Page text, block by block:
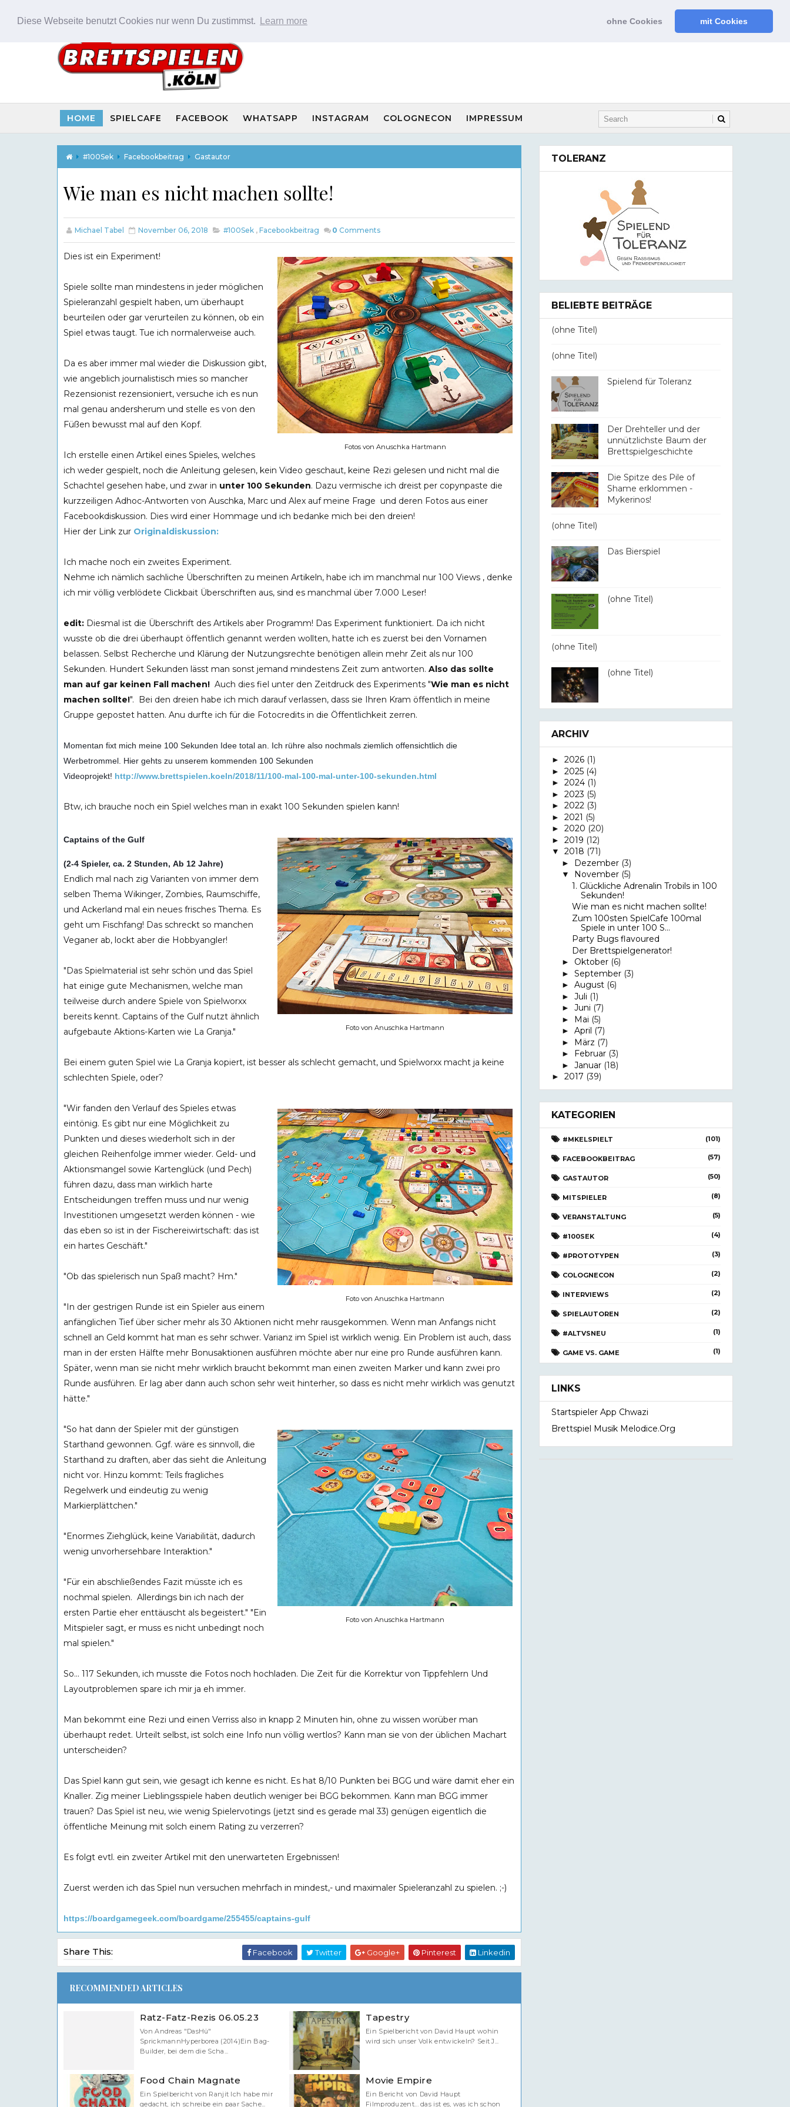
Diese Webseite benutzt Cookies nur wenn Du zustimmst. Learn more ohne Cookies mit Cookies
HOME SPIELCAFE FACEBOOK WHATSAPP INSTAGRAM COLOGNECON IMPRESSUM
#100Sek Facebookbeitrag Gastautor
Wie man es nicht machen sollte!
Michael Tabel November 06, 2018 #100Sek , Facebookbeitrag 0 Comments
Fotos von Anuschka Hartmann
Dies ist ein Experiment!
Spiele sollte man mindestens in jeder möglichen
Spieleranzahl gespielt haben, um überhaupt
beurteilen oder gar verurteilen zu können, ob ein
Spiel etwas taugt. Tue ich normalerweise auch.
Da es aber immer mal wieder die Diskussion gibt,
wie angeblich journalistisch mies so mancher
Rezensionist rezensioniert, versuche ich es nun
mal genau andersherum und stelle es von den
Füßen bewusst mal auf den Kopf.
Ich erstelle einen Artikel eines Spieles, welches
ich weder gespielt, noch die Anleitung gelesen, kein Video geschaut, keine Rezi gelesen und nicht mal die
Schachtel gesehen habe, und zwar in unter 100 Sekunden. Dazu vermische ich dreist per copynpaste die
kurzzeiligen Adhoc-Antworten von Auschka, Marc und Alex auf meine Frage und deren Fotos aus einer
Facebookdiskussion. Dies wird einer Hommage und ich bedanke mich bei den dreien!
Hier der Link zur Originaldiskussion:
Ich mache noch ein zweites Experiment.
Nehme ich nämlich sachliche Überschriften zu meinen Artikeln, habe ich im manchmal nur 100 Views , denke
ich mir völlig verblödete Clickbait Überschriften aus, sind es manchmal über 7.000 Leser!
edit: Diesmal ist die Überschrift des Artikels aber Programm! Das Experiment funktioniert. Da ich nicht
wusste ob die drei überhaupt öffentlich genannt werden wollten, hatte ich es zuerst bei den Vornamen
belassen. Selbst Recherche und Klärung der Nutzungsrechte benötigen allein mehr Zeit als nur 100
Sekunden. Hundert Sekunden lässt man sonst jemand mindestens Zeit zum antworten. Also das sollte
man auf gar keinen Fall machen! Auch dies fiel unter den Zeitdruck des Experiments "Wie man es nicht
machen sollte!". Bei den dreien habe ich mich darauf verlassen, dass sie Ihren Kram öffentlich in meine
Gruppe gepostet hatten. Anu durfte ich für die Fotocredits in die Öffentlichkeit zerren.
Momentan fixt mich meine 100 Sekunden Idee total an. Ich rühre also nochmals ziemlich offensichtlich die
Werbetrommel. Hier gehts zu unserem kommenden 100 Sekunden
Videoprojekt! http://www.brettspielen.koeln/2018/11/100-mal-100-mal-unter-100-sekunden.html
Btw, ich brauche noch ein Spiel welches man in exakt 100 Sekunden spielen kann!
Foto von Anuschka Hartmann
Captains of the Gulf
(2-4 Spieler, ca. 2 Stunden, Ab 12 Jahre)
Endlich mal nach zig Varianten von immer dem
selben Thema Wikinger, Zombies, Raumschiffe,
und Ackerland mal ein neues frisches Thema. Es
geht um Fischfang! Das schreckt so manchen
Veganer ab, lockt aber die Hobbyangler!
"Das Spielmaterial ist sehr schön und das Spiel
hat einige gute Mechanismen, welche man
teilweise durch andere Spiele von Spielworxx
bereits kennt. Captains of the Gulf nutzt ähnlich
aufgebaute Aktions-Karten wie La Granja."
Bei einem guten Spiel wie La Granja kopiert, ist besser als schlecht gemacht, und Spielworxx macht ja keine
schlechten Spiele, oder?
Foto von Anuschka Hartmann
"Wir fanden den Verlauf des Spieles etwas
eintönig. Es gibt nur eine Möglichkeit zu
Punkten und dieses wiederholt sich in der
gleichen Reihenfolge immer wieder. Geld- und
Aktionsmangel sowie Kartenglück (und Pech)
führen dazu, dass man wirklich harte
Entscheidungen treffen muss und nur wenig
Investitionen umgesetzt werden können - wie
das eben so ist in der Fischereiwirtschaft: das ist
ein hartes Geschäft."
"Ob das spielerisch nun Spaß macht? Hm."
"In der gestrigen Runde ist ein Spieler aus einem
anfänglichen Tief über sicher mehr als 30 Aktionen nicht mehr rausgekommen. Wenn man Anfangs nicht
schnell an Geld kommt hat man es sehr schwer. Varianz im Spiel ist wirklich wenig. Ein Problem ist auch, dass
man in der ersten Hälfte mehr Bonusaktionen ausführen möchte aber nur eine pro Runde ausführen kann.
Später, wenn man sie nicht mehr wirklich braucht bekommt man einen zweiten Marker und kann zwei pro
Runde ausführen. Er lag aber dann auch schon sehr weit hinterher, so dass es nicht mehr wirklich was genutzt
hätte."
Foto von Anuschka Hartmann
"So hat dann der Spieler mit der günstigen
Starthand gewonnen. Ggf. wäre es sinnvoll, die
Starthand zu draften, aber das sieht die Anleitung
nicht vor. Hinzu kommt: Teils fragliches
Regelwerk und eindeutig zu wenig
Markierplättchen."
"Enormes Ziehglück, keine Variabilität, dadurch
wenig unvorhersehbare Interaktion."
"Für ein abschließendes Fazit müsste ich es
nochmal spielen. Allerdings bin ich nach der
ersten Partie eher enttäuscht als begeistert." "Ein
Mitspieler sagt, er muss es nicht unbedingt noch
mal spielen."
So... 117 Sekunden, ich musste die Fotos noch hochladen. Die Zeit für die Korrektur von Tippfehlern Und
Layoutproblemen spare ich mir ja eh immer.
Man bekommt eine Rezi und einen Verriss also in knapp 2 Minuten hin, ohne zu wissen worüber man
überhaupt redet. Urteilt selbst, ist solch eine Info nun völlig wertlos? Kann man sie von der üblichen Machart
unterscheiden?
Das Spiel kann gut sein, wie gesagt ich kenne es nicht. Es hat 8/10 Punkten bei BGG und wäre damit eher ein
Knaller. Zig meiner Lieblingsspiele haben deutlich weniger bei BGG bekommen. Kann man BGG immer
trauen? Das Spiel ist neu, wie wenig Spielervotings (jetzt sind es gerade mal 33) genügen eigentlich die
öffentliche Meinung mit solch einem Rating zu verzerren?
Es folgt evtl. ein zweiter Artikel mit den unerwarteten Ergebnissen!
Zuerst werden ich das Spiel nun versuchen mehrfach in mindest,- und maximaler Spieleranzahl zu spielen. ;-)
https://boardgamegeek.com/boardgame/255455/captains-gulf
Share This: Facebook Twitter Google+ Pinterest Linkedin
RECOMMENDED ARTICLES
Ratz-Fatz-Rezis 06.05.23
Von Andreas "DasHü"
SprickmannHyperborea (2014)Ein Bag-
Builder, bei dem die Scha...
Tapestry
Ein Spielbericht von David Haupt wohin
wird sich unser Volk entwickeln? Seit J...
Food Chain Magnate
Ein Spielbericht von Ranjit Ich habe mir
gedacht, ich schreibe ein paar Sache...
Movie Empire
Ein Bericht von David Haupt
Filmproduzent... das ist es, was ich schon
TOLERANZ
BELIEBTE BEITRÄGE
(ohne Titel)
(ohne Titel)
Spielend für Toleranz
Der Drehteller und der
unnützlichste Baum der
Brettspielgeschichte
Die Spitze des Pile of
Shame erklommen -
Mykerinos!
(ohne Titel)
Das Bierspiel
(ohne Titel)
(ohne Titel)
(ohne Titel)
ARCHIV
► 2026 (1)
► 2025 (4)
► 2024 (1)
► 2023 (5)
► 2022 (3)
► 2021 (5)
► 2020 (20)
► 2019 (12)
▼ 2018 (71)
► Dezember (3)
▼ November (5)
1. Glückliche Adrenalin Trobils in 100
Sekunden!
Wie man es nicht machen sollte!
Zum 100sten SpielCafe 100mal
Spiele in unter 100 S...
Party Bugs flavoured
Der Brettspielgenerator!
► Oktober (6)
► September (3)
► August (6)
► Juli (1)
► Juni (7)
► Mai (5)
► April (7)
► März (7)
► Februar (3)
► Januar (18)
► 2017 (39)
KATEGORIEN
#MKELSPIELT (101)
FACEBOOKBEITRAG (57)
GASTAUTOR (50)
MITSPIELER (8)
VERANSTALTUNG (5)
#100SEK (4)
#PROTOTYPEN (3)
COLOGNECON (2)
INTERVIEWS (2)
SPIELAUTOREN (2)
#ALTVSNEU (1)
GAME VS. GAME (1)
LINKS
Startspieler App Chwazi
Brettspiel Musik Melodice.org